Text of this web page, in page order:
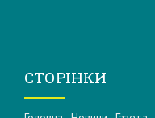
СТОРІНКИ